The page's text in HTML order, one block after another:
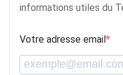
informations utiles du
Votre adresse email